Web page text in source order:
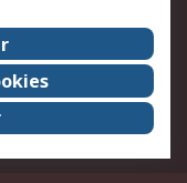
RSE